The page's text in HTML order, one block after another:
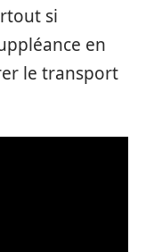
si
en
le transport